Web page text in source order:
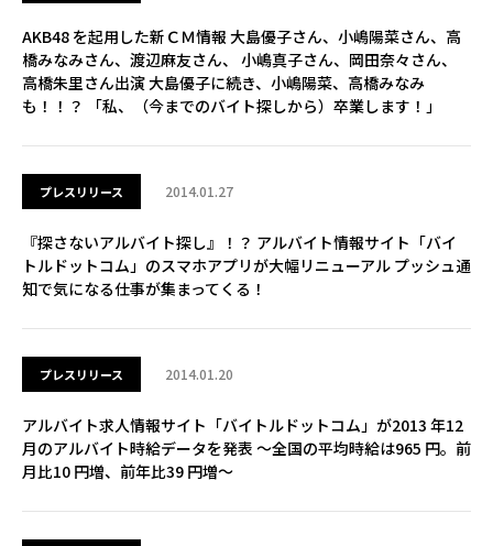
AKB48 を起用した新ＣＭ情報 大島優子さん、小嶋陽菜さん、高
橋みなみさん、渡辺麻友さん、 小嶋真子さん、岡田奈々さん、
高橋朱里さん出演 大島優子に続き、小嶋陽菜、高橋みなみ
も！！？ 「私、（今までのバイト探しから）卒業します！」
プレスリリース 2014.01.27
『探さないアルバイト探し』！？ アルバイト情報サイト「バイ
トルドットコム」のスマホアプリが大幅リニューアル プッシュ通
知で気になる仕事が集まってくる！
プレスリリース 2014.01.20
アルバイト求人情報サイト「バイトルドットコム」が2013 年12
月のアルバイト時給データを発表 ～全国の平均時給は965 円。前
月比10 円増、前年比39 円増～